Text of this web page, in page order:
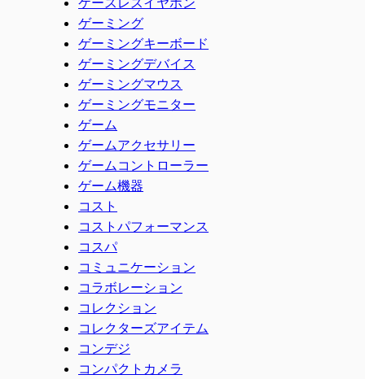
ゲーミング
ゲーミングキーボード
ゲーミングデバイス
ゲーミングマウス
ゲーミングモニター
ゲーム
ゲームアクセサリー
ゲームコントローラー
ゲーム機器
コスト
コストパフォーマンス
コスパ
コミュニケーション
コラボレーション
コレクション
コレクターズアイテム
コンデジ
コンパクトカメラ